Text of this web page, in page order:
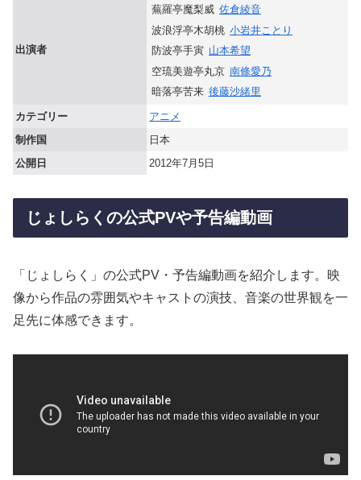
出演者
蕪羅亭魔梨威 佐倉綾音
波浪浮亭木胡桃 小岩井ことり
防波亭手寅 山本希望
空琉美遊亭丸京 南條愛乃
暗落亭苦来 後藤沙緒里
カテゴリー
アニメ
制作国
日本
公開日
2012年7月5日
じょしらくの公式PVや予告編動画
「じょしらく」の公式PV・予告編動画を紹介します。映
像から作品の雰囲気やキャストの演技、音楽の世界観を一
足先に体感できます。